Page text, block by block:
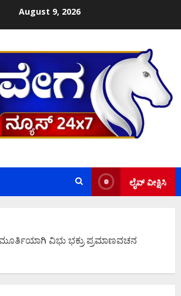
August 9, 2026
ಲೈವ್ ವೀಕ್ಷಿಸಿ
ವಿಭು ಭಕ್ರು ಪ್ರಮಾಣವಚನ